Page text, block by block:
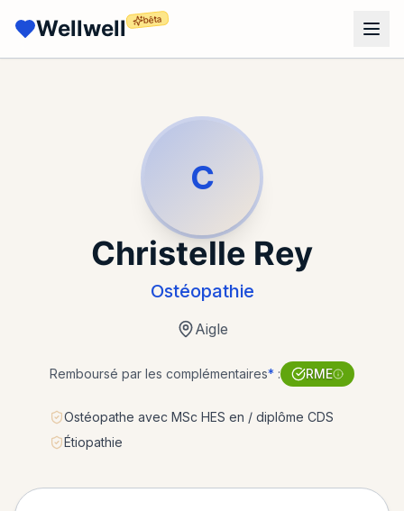
Wellwell bêta
C
Christelle Rey
Ostéopathie
Aigle
Remboursé par les complémentaires* : RME
Ostéopathe avec MSc HES en / diplôme CDS
Étiopathie